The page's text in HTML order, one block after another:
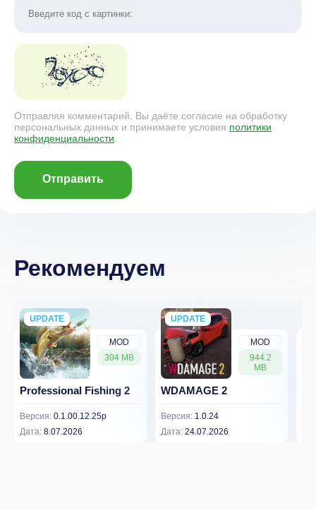
Отправляя комментарий, Вы даёте согласие на обработку
персональных данных и принимаете условия политики
конфиденциальности.
Отправить
Рекомендуем
MOD
304 MB
UPDATE
NEW
Professional Fishing 2
Версия: 0.1.00.12.25p
Дата: 8.07.2026
MOD
944.2
MB
UPDATE
NEW
WDAMAGE 2
Версия: 1.0.24
Дата: 24.07.2026